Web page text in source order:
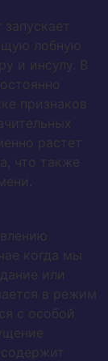
лобную
и инсулу. В
признаков
растет
что также
когда мы
или
в режим
с особой